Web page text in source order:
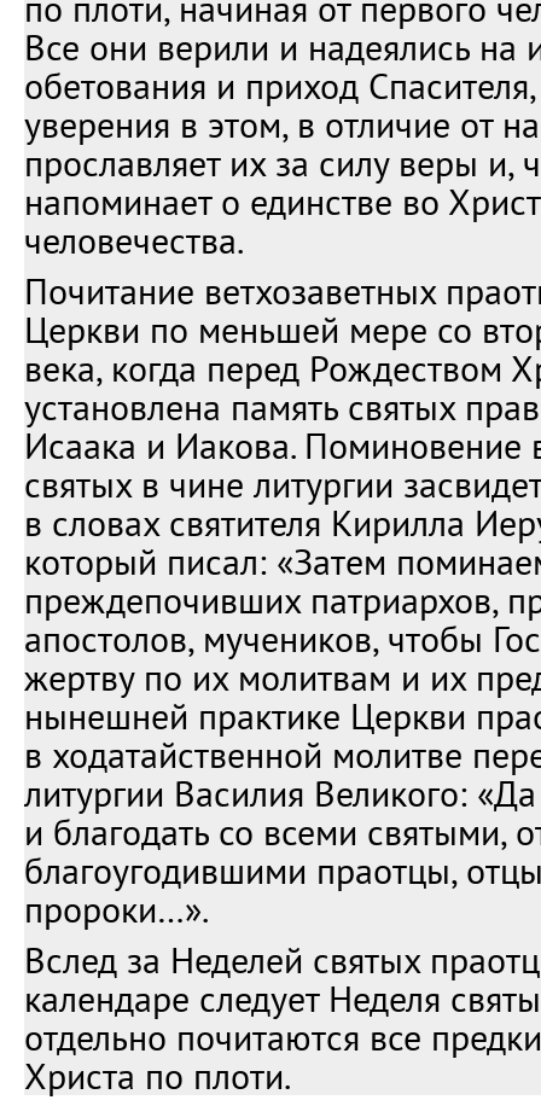
Все они верили и надеялись на
обетования и приход
уверения в этом, в отличие от
прославляет их за силу веры и,
напоминает о единстве во
человечества.
Почитание ветхозаветных
Церкви по меньшей мере со
века, когда перед Рождеством
установлена память святых
Исаака и Иакова. Поминовение
святых в чине литургии
в словах святителя Кирилла
который писал: «Затем
преждепочивших патриархов,
апостолов, мучеников, чтобы
жертву по их молитвам и их
нынешней практике Церкви
в ходатайственной молитве
литургии Василия Великого:
и благодать со всеми святыми,
благоугодившими праотцы,
пророки…».
Вслед за Неделей святых
календаре следует Неделя
отдельно почитаются все
Христа по плоти.